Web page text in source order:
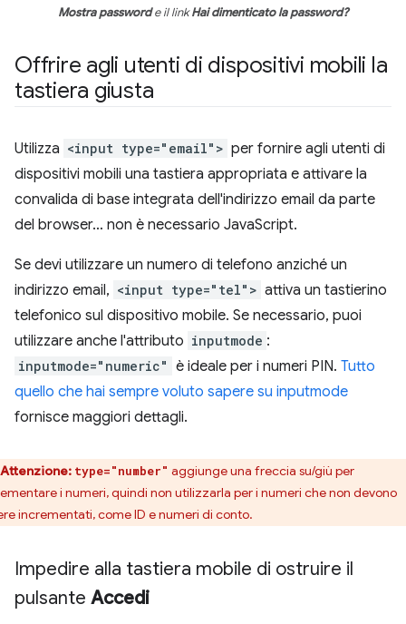
Mostra passworde il linkHai dimenticato la password?
Offrire agli utenti di dispositivi mobili la
tastiera giusta
Utilizza <input type="email"> per fornire agli utenti di
dispositivi mobili una tastiera appropriata e attivare la
convalida di base integrata dell'indirizzo email da parte
del browser… non è necessario JavaScript.
Se devi utilizzare un numero di telefono anziché un
indirizzo email, <input type="tel"> attiva un tastierino
telefonico sul dispositivo mobile. Se necessario, puoi
utilizzare anche l'attributo inputmode :
inputmode="numeric" è ideale per i numeri PIN. Tutto
quello che hai sempre voluto sapere su inputmode
fornisce maggiori dettagli.
Attenzione: type="number" aggiunge una freccia su/giù per
i numeri, quindi non utilizzarla per i numeri che non devono
incrementati, come ID e numeri di conto.
Impedire alla tastiera mobile di ostruire il
pulsante Accedi